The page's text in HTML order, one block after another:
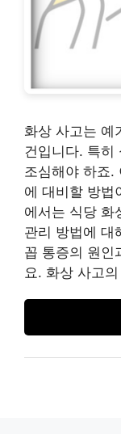
화상 사고는 예
건입니다. 특히
조심해야 하죠.
에 대비할 방법
에서는 식당 화
관리 방법에 대
꼽 통증의 원인
요. 화상 사고